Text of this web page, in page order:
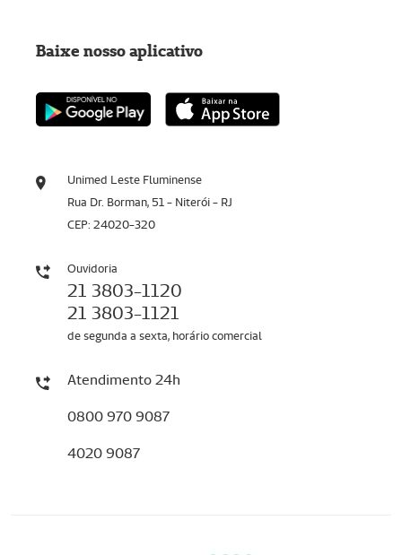
Unimed Leste Fluminense
Rua Dr. Borman, 51 - Niterói - RJ
CEP: 24020-320
Ouvidoria
21 3803-1120
21 3803-1121
de segunda a sexta, horário comercial
Atendimento 24h
0800 970 9087
4020 9087
Baixe nosso aplicativo